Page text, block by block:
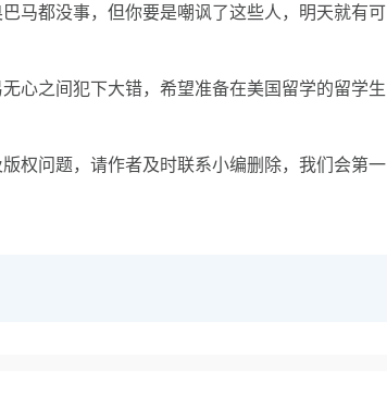
马都没事，但你要是嘲讽了这些人，明天就有可
之间犯下大错，希望准备在美国留学的留学生
问题，请作者及时联系小编删除，我们会第一